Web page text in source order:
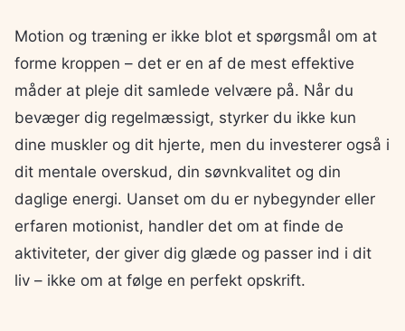
Motion og træning er ikke blot et spørgsmål om at
forme kroppen – det er en af de mest effektive
måder at pleje dit samlede velvære på. Når du
bevæger dig regelmæssigt, styrker du ikke kun
dine muskler og dit hjerte, men du investerer også i
dit mentale overskud, din søvnkvalitet og din
daglige energi. Uanset om du er nybegynder eller
erfaren motionist, handler det om at finde de
aktiviteter, der giver dig glæde og passer ind i dit
liv – ikke om at følge en perfekt opskrift.